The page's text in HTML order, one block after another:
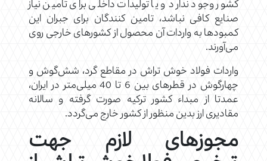
کشور وجود ندارد و یا تولیدات داخلی برای تامین نیاز
صنایع کافی نباشد، تامین کنندگان برای جبران این
کمبودها به واردات آن محصول از کشورهای خارجی روی
می‌آورند.
واردات فولاد خوش تراش در مقاطع گرد، شش‌گوش و
چهارگوش در قطرهای بین 6 تا 40 میلی‌متر در ایران،
عمدتا از مبداء کشور ترکیه صورت گرفته و سالانه
مقادیری ارز بدین منظور از کشور خارج می‌گردد.
مجوزهای لازم جهت